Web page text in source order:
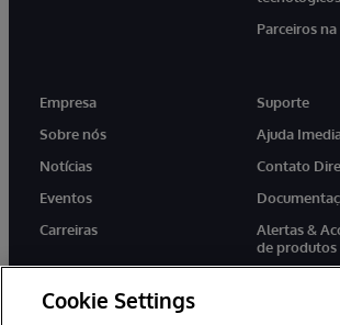
Parceiros
Empresa
Sobre nós
Notícias
Eventos
Carreiras
Suporte
Ajuda
Contato
Alertas &
de produtos
Cookie Settings